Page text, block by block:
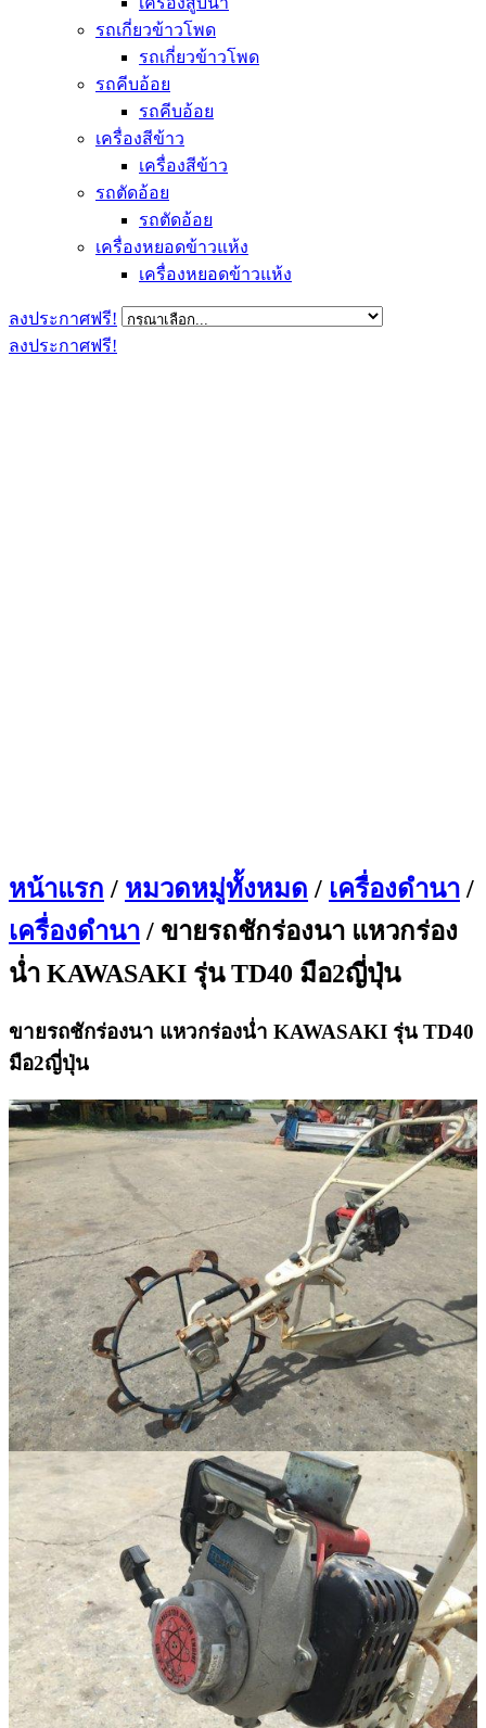
รถเกี่ยวข้าวโพด
รถเกี่ยวข้าวโพด
รถคีบอ้อย
รถคีบอ้อย
เครื่องสีข้าว
เครื่องสีข้าว
รถตัดอ้อย
รถตัดอ้อย
เครื่องหยอดข้าวแห้ง
เครื่องหยอดข้าวแห้ง
ลงประกาศฟรี!
ลงประกาศฟรี!
หน้าแรก / หมวดหมู่ทั้งหมด / เครื่องดำนา /
เครื่องดำนา / ขายรถชักร่องนา แหวกร่อง
น่ำ KAWASAKI รุ่น TD40 มือ2ญี่ปุ่น
ขายรถชักร่องนา แหวกร่องน่ำ KAWASAKI รุ่น TD40
มือ2ญี่ปุ่น